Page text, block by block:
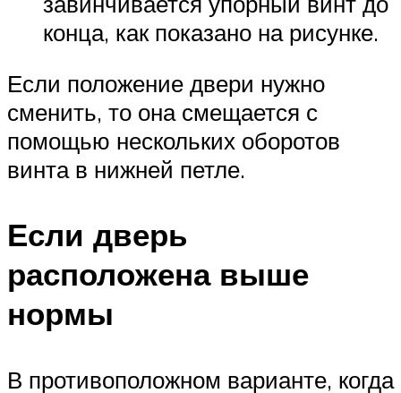
конца, как показано на рисунке.
Если положение двери нужно
сменить, то она смещается с
помощью нескольких оборотов
винта в нижней петле.
Если дверь
расположена выше
нормы
В противоположном варианте, когда